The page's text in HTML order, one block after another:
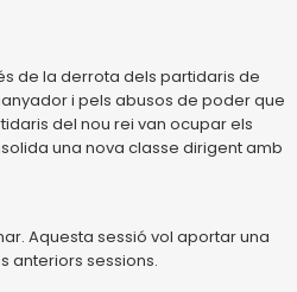
de la derrota dels partidaris de
i pels abusos de poder que
del nou rei van ocupar els
una nova classe dirigent amb
Aquesta sessió vol aportar una
anteriors sessions.